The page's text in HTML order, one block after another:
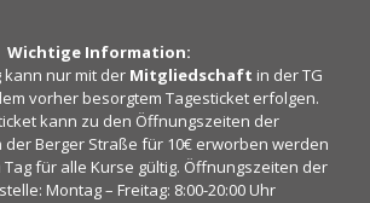
Wichtige Information:
kann nur mit der Mitgliedschaft in der TG
vorher besorgtem Tagesticket erfolgen.
kann zu den Öffnungszeiten der
Berger Straße für 10€ erworben werden
für alle Kurse gültig. Öffnungszeiten der
Montag – Freitag: 8:00-20:00 Uhr